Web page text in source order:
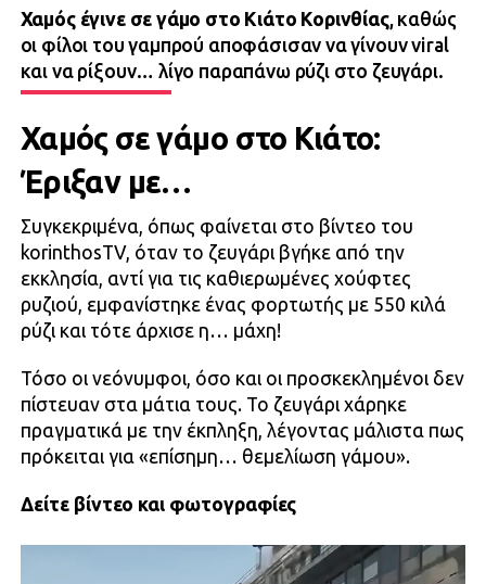
Χαμός έγινε σε γάμο στο Κιάτο Κορινθίας, καθώς
οι φίλοι του γαμπρού αποφάσισαν να γίνουν viral
και να ρίξουν… λίγο παραπάνω ρύζι στο ζευγάρι.
Χαμός σε γάμο στο Κιάτο:
Έριξαν με…
Συγκεκριμένα, όπως φαίνεται στο βίντεο του
korinthosTV, όταν το ζευγάρι βγήκε από την
εκκλησία, αντί για τις καθιερωμένες χούφτες
ρυζιού, εμφανίστηκε ένας φορτωτής με 550 κιλά
ρύζι και τότε άρχισε η… μάχη!
Τόσο οι νεόνυμφοι, όσο και οι προσκεκλημένοι δεν
πίστευαν στα μάτια τους. Το ζευγάρι χάρηκε
πραγματικά με την έκπληξη, λέγοντας μάλιστα πως
πρόκειται για «επίσημη… θεμελίωση γάμου».
Δείτε βίντεο και φωτογραφίες